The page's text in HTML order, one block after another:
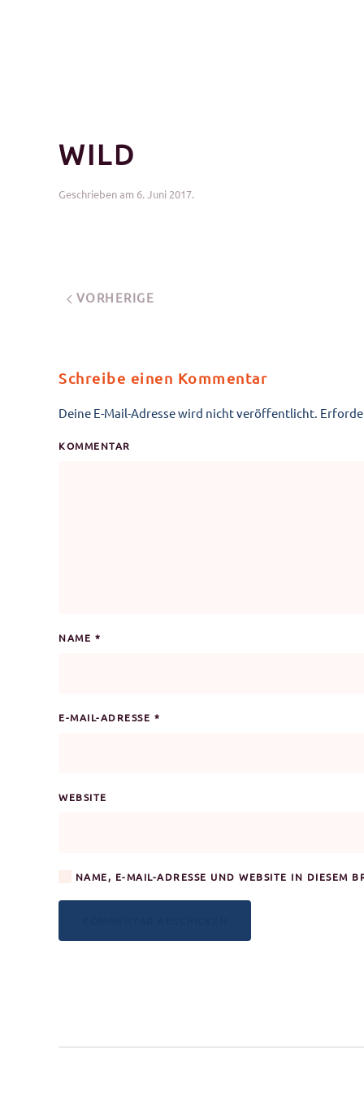
WILD
Geschrieben am 6. Juni 2017.
VORHERIGE
Schreibe einen Kommentar
Deine E-Mail-Adresse wird nicht veröffentlicht.
KOMMENTAR
NAME *
E-MAIL-ADRESSE *
WEBSITE
NAME, E-MAIL-ADRESSE UND WEBSITE IN DIESEM